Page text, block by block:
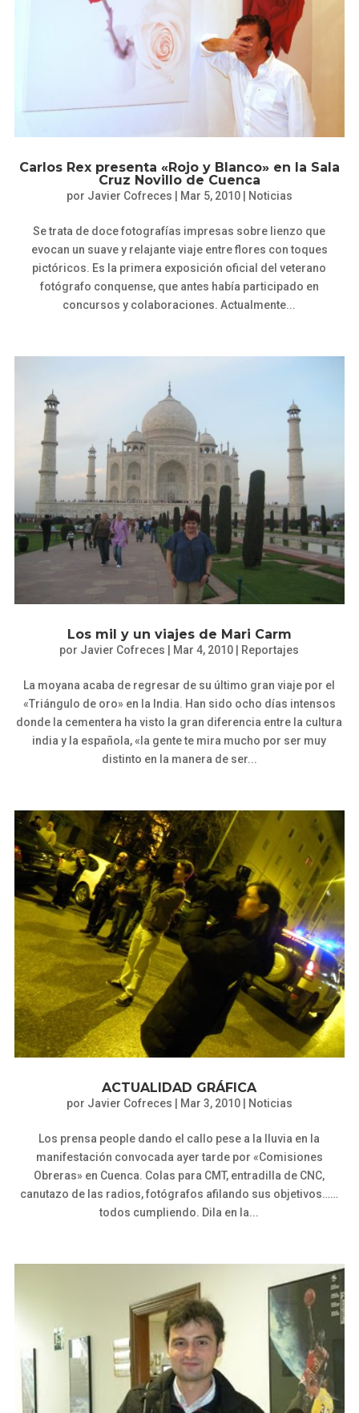
Carlos Rex presenta «Rojo y Blanco» en la Sala
Cruz Novillo de Cuenca
por Javier Cofreces Mar 5, 2010| Noticias
Se trata de doce fotografías impresas sobre lienzo que
evocan un suave y relajante viaje entre flores con toques
pictóricos. Es la primera exposición oficial del veterano
fotógrafo conquense, que antes había participado en
concursos y colaboraciones. Actualmente...
Los mil y un viajes de Mari Carm
por Javier Cofreces | Mar 4, 2010 | Reportajes
La moyana acaba de regresar de su último gran viaje por el
«Triángulo de oro» en la India. Han sido ocho días intensos
donde la cementera ha visto la gran diferencia entre la cultura
india y la española, «la gente te mira mucho por ser muy
distinto en la manera de ser...
ACTUALIDAD GRÁFICA
por Javier Cofreces Mar 3, 2010| Noticias
Los prensa people dando el callo pese a la lluvia en la
manifestación convocada ayer tarde por «Comisiones
Obreras» en Cuenca. Colas para CMT, entradilla de CNC,
canutazo de las radios, fotógrafos afilando sus objetivos……
todos cumpliendo. Dila en la...